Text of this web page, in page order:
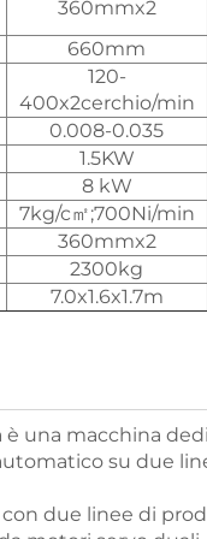
360mmx2
660mm
120-
400x2cerchio/min
0.008-0.035
1.5KW
8 kW
7kg/c㎡;700Ni/min
360mmx2
2300kg
7.0x1.6x1.7m
una macchina
su due
due linee di